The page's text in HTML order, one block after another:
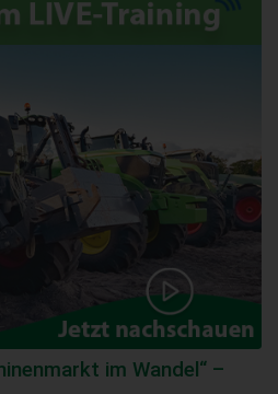
im Wandel“ –